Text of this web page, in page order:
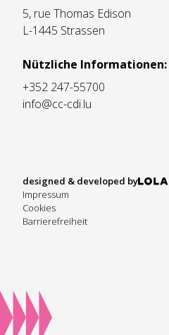
5, rue Thomas Edison
L-1445 Strassen
Nützliche Informationen:
+352 247-55700
info@cc-cdi.lu
designed & developed by
Impressum
Cookies
Barrierefreiheit